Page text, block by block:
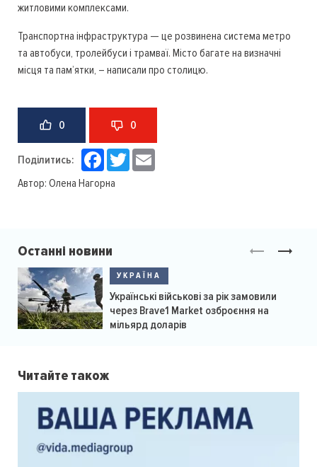
житловими комплексами.
Транспортна інфраструктура — це розвинена система метро
та автобуси, тролейбуси і трамваї. Місто багате на визначні
місця та пам’ятки, – написали про столицю.
0 0
Поділитись: Facebook
Twitter
Автор: Олена Нагорна
Останні новини
УКРАЇНА
Українські військові за рік замовили
через Brave1 Market озброєння на
мільярд доларів
Читайте також